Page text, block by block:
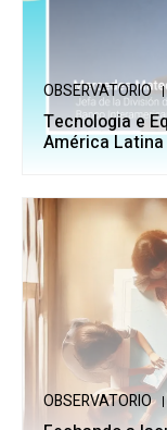
OBSERVATORIO
Tecnologia e
América Latina
OBSERVATORIO